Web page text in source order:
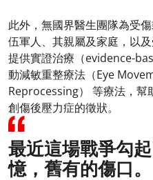
此外，無國界醫生團隊為受
伍軍人、其親屬及家庭，以
提供實證治療（evidence-
動減敏重整療法（Eye
Reprocessing） 等療法，幫
創傷後壓力症的徵狀。
最近這場戰爭勾
憶，舊有的傷口。